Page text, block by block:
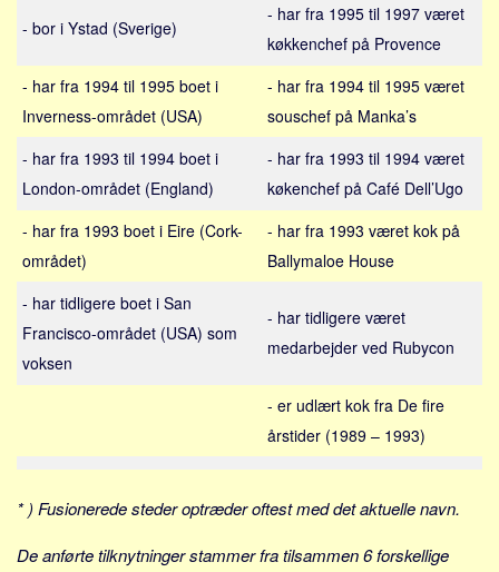
Norge
Italien
Grækenland
USA
Alle
Nøgleord
Job
Virksomhed
Transport
Alle
- bor i Ystad (Sverige)
- har fra 1995 til 1997 været
køkkenchef på Provence
- har fra 1994 til 1995 boet i
Inverness-området (USA)
- har fra 1994 til 1995 været
souschef på Manka’s
- har fra 1993 til 1994 boet i
London-området (England)
- har fra 1993 til 1994 været
køkenchef på Café Dell’Ugo
- har fra 1993 boet i Eire (Cork-
området)
- har fra 1993 været kok på
Ballymaloe House
- har tidligere boet i San
Francisco-området (USA) som
voksen
- har tidligere været
medarbejder ved Rubycon
- er udlært kok fra De fire
årstider (1989 – 1993)
* ) Fusionerede steder optræder oftest med det aktuelle navn.
De anførte tilknytninger stammer fra tilsammen 6 forskellige